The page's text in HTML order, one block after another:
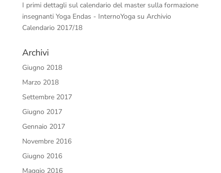
I primi dettagli sul calendario del master sulla formazione
insegnanti Yoga Endas - InternoYogasu Archivio
Calendario 2017/18
Archivi
Giugno 2018
Marzo 2018
Settembre 2017
Giugno 2017
Gennaio 2017
Novembre 2016
Giugno 2016
Maggio 2016